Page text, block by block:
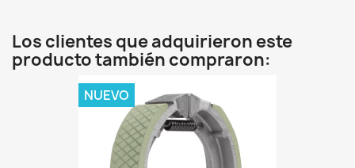
Los clientes que adquirieron este
producto también compraron:
NUEVO